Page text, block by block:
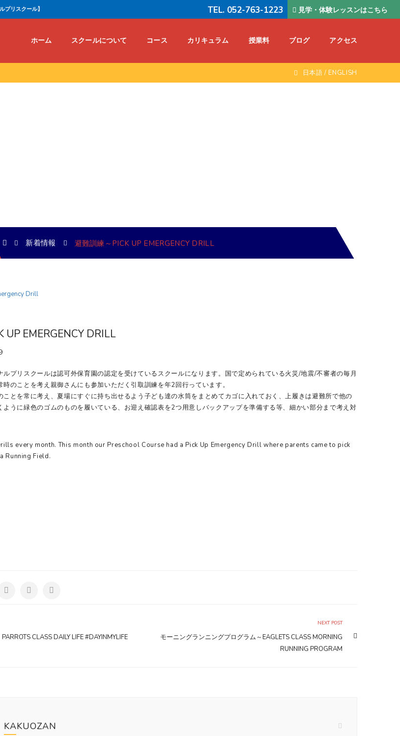
リスクール】 TEL. 052-763-1223 見学・体験レッスンはこちら
ホーム スクールについて コース カリキュラム 授業料 ブログ アクセス
日本語 /ENGLISH
新着情報 避難訓練～PICK UP EMERGENCY DRILL
UP EMERGENCY DRILL
ルプリスクールは認可外保育園の認定を受けているスクールになります。国で定められている火災/地震/不審者の毎月
のことを考え親御さんにも参加いただく引取訓練を年2回行っています。
ことを常に考え、夏場にすぐに持ち出せるよう子ども達の水筒をまとめてカゴに入れておく、上履きは避難所で他の
ように緑色のゴムのものを履いている、お迎え確認表を2つ用意しバックアップを準備する等、細かい部分まで考え対
every month. This month our Preschool Course had a Pick Up Emergency Drill where parents came to pick
Running Field.
CLASS DAILY LIFE #DAYINMYLIFE
NEXT POST
モーニングランニングプログラム～EAGLETS CLASS MORNING
RUNNING PROGRAM
KAKUOZAN